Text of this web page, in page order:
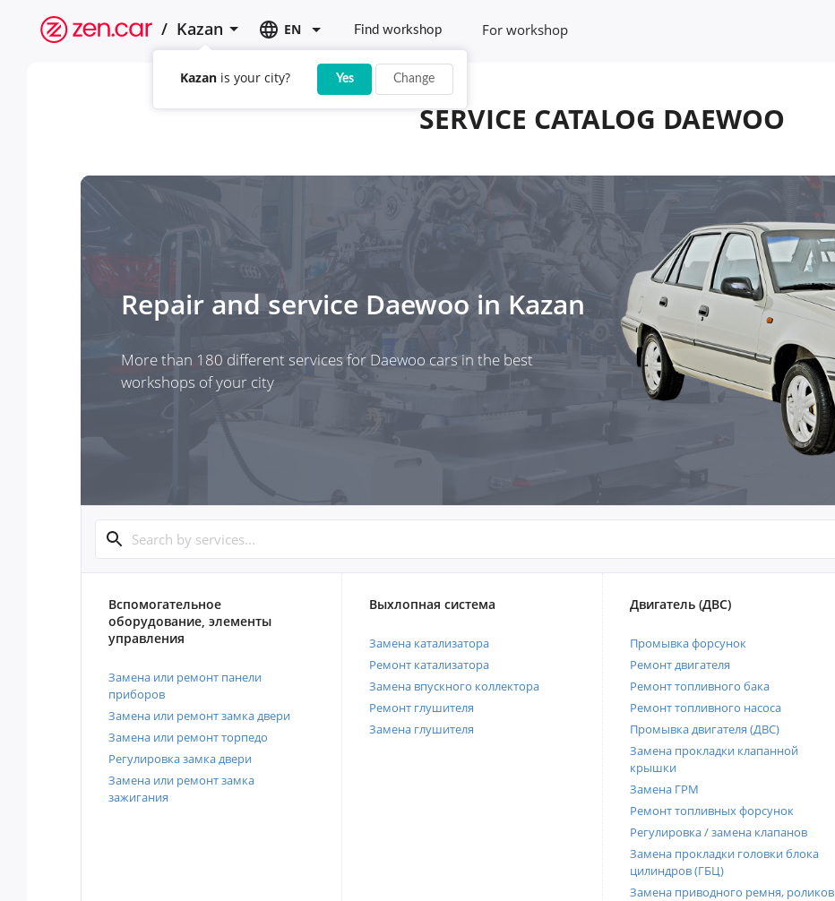
/ Kazan
Kazan is your city? Yes Change
EN Find workshop For workshop
SERVICE CATALOG DAEWOO
Repair and service Daewoo in Kazan
More than 180 different services for Daewoo cars in the best
workshops of your city
Вспомогательное
оборудование, элементы
управления
Замена или ремонт панели
приборов
Замена или ремонт замка двери
Замена или ремонт торпедо
Регулировка замка двери
Замена или ремонт замка
зажигания
Выхлопная система
Замена катализатора
Ремонт катализатора
Замена впускного коллектора
Ремонт глушителя
Замена глушителя
Двигатель (ДВС)
Промывка форсунок
Ремонт двигателя
Ремонт топливного бака
Ремонт топливного насоса
Промывка двигателя (ДВС)
Замена прокладки клапанной
крышки
Замена ГРМ
Ремонт топливных форсунок
Регулировка / замена клапанов
Замена прокладки головки блока
цилиндров (ГБЦ)
Замена приводного ремня, роликов